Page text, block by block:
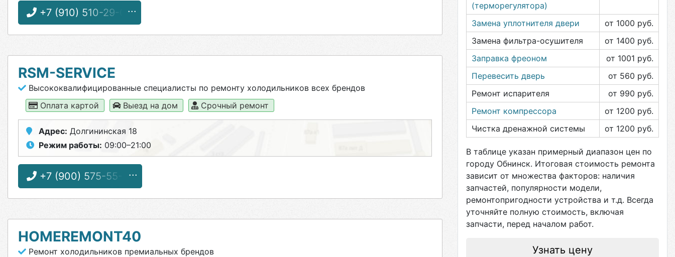
+7 (910) 510-29-04
RSM-SERVICE
Высококвалифицированные специалисты по ремонту холодильников всех брендов
Оплата картой
Выезд на дом Срочный ремонт
Адрес: Долгининская 18
Режим работы: 09:00–21:00
+7 (900) 575-55-13
HOMEREMONT40
Ремонт холодильников премиальных брендов
(терморегулятора)
Замена уплотнителя двери от 1000 руб.
Замена фильтра-осушителя
от 1400 руб.
Заправка фреоном
от 1001 руб.
Перевесить дверь
от 560 руб.
Ремонт испарителя
от 990 руб.
Ремонт компрессора
от 1200 руб.
Чистка дренажной системы
от 1200 руб.
В таблице указан примерный диапазон цен по
городу Обнинск. Итоговая стоимость ремонта
зависит от множества факторов: наличия
запчастей, популярности модели,
ремонтопригодности устройства и т.д. Всегда
уточняйте полную стоимость, включая
запчасти, перед началом работ.
Узнать цену